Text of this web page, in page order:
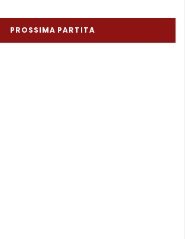
PROSSIMA PARTITA